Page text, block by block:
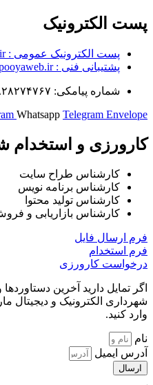
الکترونیک
پست الکترونیک عمومی : info@pooyaweb.ir
پشتیبانی فنی : support@pooyaweb.ir
شماره پیامکی: ۳۰۰۰۲۸۲۸۲۷۴۷۶۷
Whatsapp Telegram
و استخدام
کارشناس طراح سایت
کارشناس برنامه نویس
کارشناس تولید محتوا
کارشناس بازاریابی و فروش
ارسال فایل
استخدام​
کارورزی​
دارید آخرین دستاوردها و
الکترونیک و دیجیتال
کنید.
ایمیل